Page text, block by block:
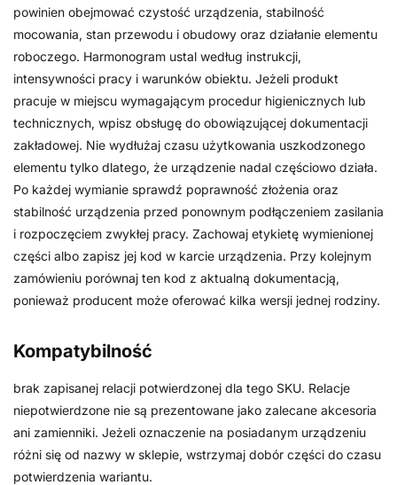
powinien obejmować czystość urządzenia, stabilność
mocowania, stan przewodu i obudowy oraz działanie elementu
roboczego. Harmonogram ustal według instrukcji,
intensywności pracy i warunków obiektu. Jeżeli produkt
pracuje w miejscu wymagającym procedur higienicznych lub
technicznych, wpisz obsługę do obowiązującej dokumentacji
zakładowej. Nie wydłużaj czasu użytkowania uszkodzonego
elementu tylko dlatego, że urządzenie nadal częściowo działa.
Po każdej wymianie sprawdź poprawność złożenia oraz
stabilność urządzenia przed ponownym podłączeniem zasilania
i rozpoczęciem zwykłej pracy. Zachowaj etykietę wymienionej
części albo zapisz jej kod w karcie urządzenia. Przy kolejnym
zamówieniu porównaj ten kod z aktualną dokumentacją,
ponieważ producent może oferować kilka wersji jednej rodziny.
Kompatybilność
brak zapisanej relacji potwierdzonej dla tego SKU. Relacje
niepotwierdzone nie są prezentowane jako zalecane akcesoria
ani zamienniki. Jeżeli oznaczenie na posiadanym urządzeniu
różni się od nazwy w sklepie, wstrzymaj dobór części do czasu
potwierdzenia wariantu.